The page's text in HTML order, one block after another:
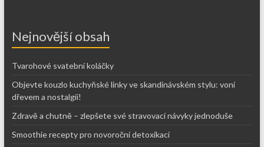
Nejnovější obsah
Tvarohové svatební koláčky
Objevte kouzlo kuchyňské linky ve skandinávském stylu: voní
dřevem a nostalgií!
Zdravě a chutně – zlepšete své stravovací návyky jednoduše
Smoothie recepty pro novoroční detoxikaci